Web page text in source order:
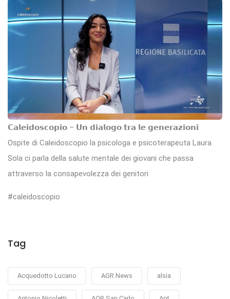
𝗖𝗮𝗹𝗲𝗶𝗱𝗼𝘀𝗰𝗼𝗽𝗶𝗼 – 𝗨𝗻 𝗱𝗶𝗮𝗹𝗼𝗴𝗼 𝘁𝗿𝗮 𝗹𝗲 𝗴𝗲𝗻𝗲𝗿𝗮𝘇𝗶𝗼𝗻𝗶
Ospite di Caleidoscopio la psicologa e psicoterapeuta Laura
Sola ci parla della salute mentale dei giovani che passa
attraverso la consapevolezza dei genitori
#caleidoscopio
Tag
Acquedotto Lucano AGR News alsia